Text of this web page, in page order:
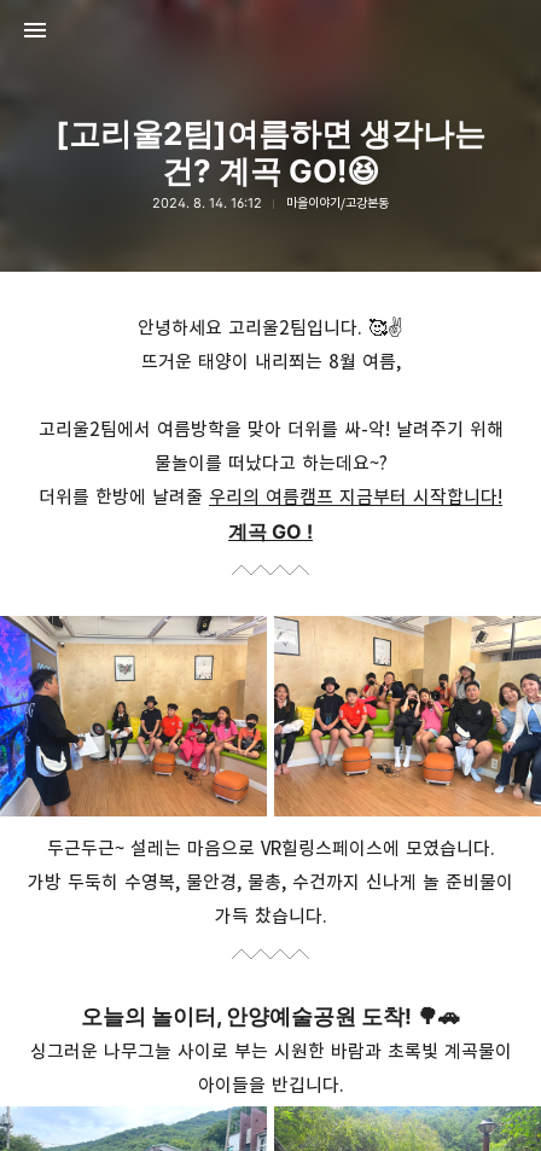
[고리울2팀]여름하면 생각나는
건? 계곡 GO!😆
2024. 8. 14. 16:12 마을이야기/고강본동
안녕하세요 고리울2팀입니다. 🥰✌
뜨거운 태양이 내리쬐는 8월 여름,
고리울2팀에서 여름방학을 맞아 더위를 싸-악! 날려주기 위해
물놀이를 떠났다고 하는데요~?
더위를 한방에 날려줄 우리의 여름캠프 지금부터 시작합니다!
계곡 GO !
두근두근~ 설레는 마음으로 VR힐링스페이스에 모였습니다.
가방 두둑히 수영복, 물안경, 물총, 수건까지 신나게 놀 준비물이
가득 찼습니다.
오늘의 놀이터, 안양예술공원 도착! 🌳🚗
싱그러운 나무그늘 사이로 부는 시원한 바람과 초록빛 계곡물이
아이들을 반깁니다.
고강종합사회복지관